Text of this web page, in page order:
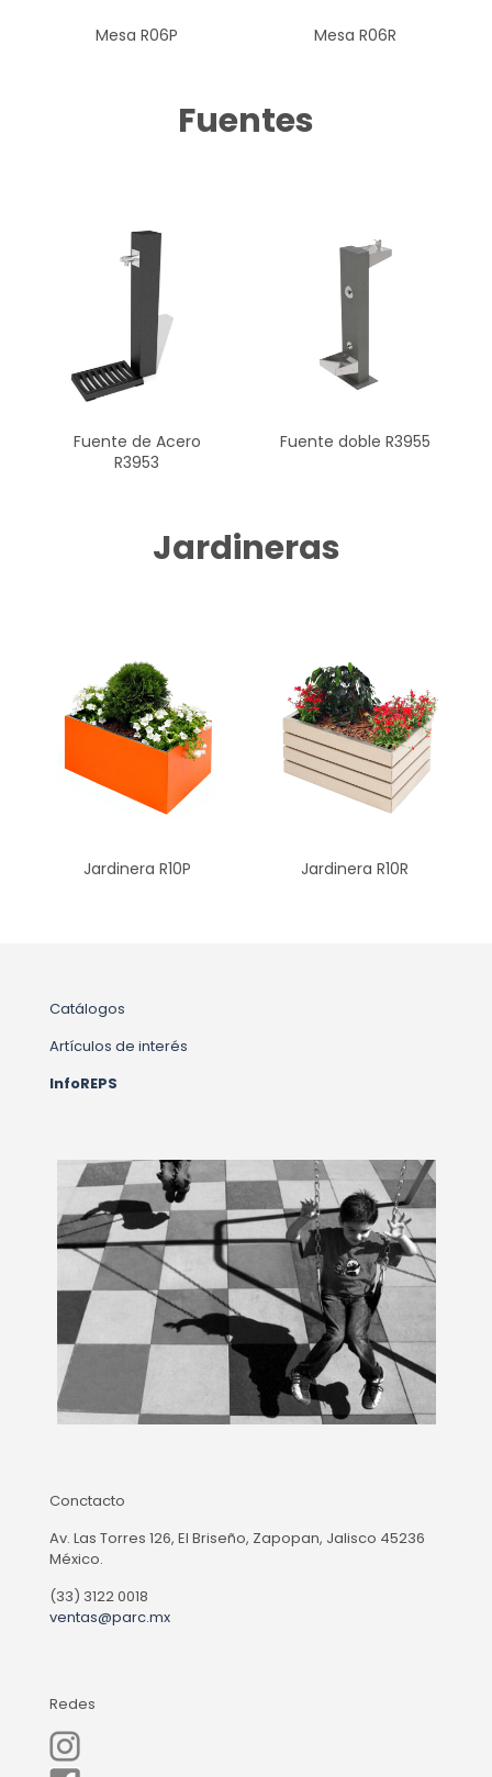
Mesa R06P Mesa R06R
Fuentes
Fuente de Acero
R3953
Fuente doble R3955
Jardineras
Jardinera R10P Jardinera R10R
Catálogos
Artículos de interés
InfoREPS
Conctacto
Av. Las Torres 126, El Briseño, Zapopan, Jalisco 45236
México.
(33) 3122 0018
ventas@parc.mx
Redes